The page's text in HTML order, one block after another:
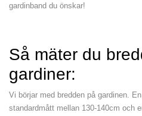
gardinband du önskar!
Så mäter du
gardiner:
Vi börjar med bredden på gardinen.
standardmått mellan 130-140cm och